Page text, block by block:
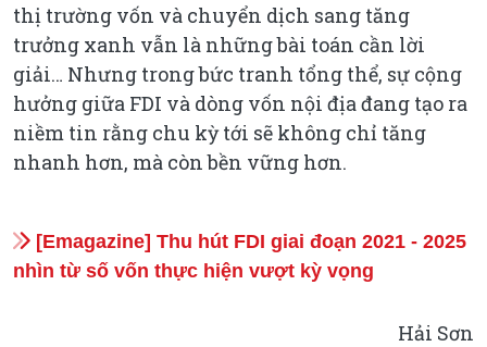
thị trường vốn và chuyển dịch sang tăng
trưởng xanh vẫn là những bài toán cần lời
giải… Nhưng trong bức tranh tổng thể, sự cộng
hưởng giữa FDI và dòng vốn nội địa đang tạo ra
niềm tin rằng chu kỳ tới sẽ không chỉ tăng
nhanh hơn, mà còn bền vững hơn.
[Emagazine] Thu hút FDI giai đoạn 2021 - 2025
nhìn từ số vốn thực hiện vượt kỳ vọng
Hải Sơn